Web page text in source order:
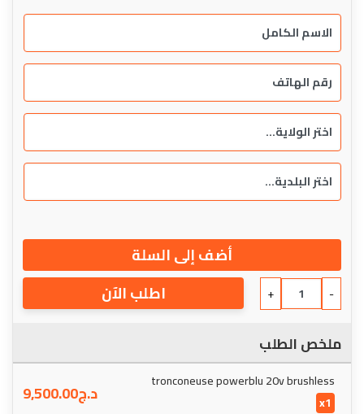
أضف إلى السلة
-
+ اطلب الآن
ملخص الطلب
tronconeuse powerblu 20v brushless
x1
د.ج9,500.00